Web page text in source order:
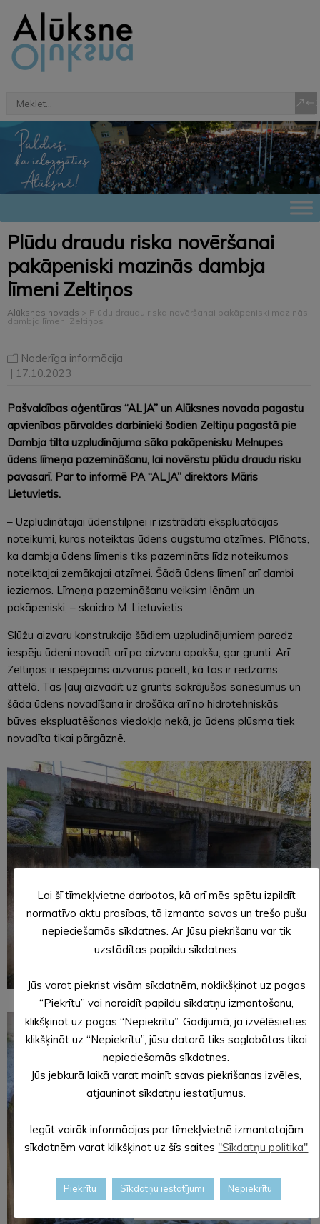
Plūdu draudu riska novēršanai
pakāpeniski mazinās dambja
līmeni Zeltiņos
Alūksnes novads > Plūdu draudu riska novēršanai pakāpeniski mazinās
dambja līmeni Zeltiņos
Noderīga informācija
| 17.10.2023
Pašvaldības aģentūras “ALJA” un Alūksnes novada pagastu
apvienības pārvaldes darbinieki šodien Zeltiņu pagastā pie
Dambja tilta uzpludinājuma sāka pakāpenisku Melnupes
ūdens līmeņa pazemināšanu, lai novērstu plūdu draudu risku
pavasarī. Par to informē PA “ALJA” direktors Māris
Lietuvietis.
– Uzpludinātajai ūdenstilpnei ir izstrādāti ekspluatācijas
noteikumi, kuros noteiktas ūdens augstuma atzīmes. Plānots,
ka dambja ūdens līmenis tiks pazemināts līdz noteikumos
noteiktajai zemākajai atzīmei. Šādā ūdens līmenī arī dambi
ieziemos. Līmeņa pazemināšanu veiksim lēnām un
pakāpeniski, – skaidro M. Lietuvietis.
Slūžu aizvaru konstrukcija šādiem uzpludinājumiem paredz
iespēju ūdeni novadīt arī pa aizvaru apakšu, gar grunti. Arī
Zeltiņos ir iespējams aizvarus pacelt, kā tas ir redzams
attēlā. Tas ļauj aizvadīt uz grunts sakrājušos sanesumus un
šāda ūdens novadīšana ir drošāka arī no hidrotehniskās
būves ekspluatēšanas viedokļa nekā, ja ūdens plūsma tiek
novadīta tikai pārgāznē.
Lai šī tīmekļvietne darbotos, kā arī mēs spētu izpildīt
normatīvo aktu prasības, tā izmanto savas un trešo pušu
nepieciešamās sīkdatnes. Ar Jūsu piekrišanu var tik
uzstādītas papildu sīkdatnes.
Jūs varat piekrist visām sīkdatnēm, noklikšķinot uz pogas
“Piekrītu” vai noraidīt papildu sīkdatņu izmantošanu,
klikšķinot uz pogas “Nepiekrītu”. Gadījumā, ja izvēlēsieties
klikšķināt uz “Nepiekrītu”, jūsu datorā tiks saglabātas tikai
nepieciešamās sīkdatnes.
Jūs jebkurā laikā varat mainīt savas piekrišanas izvēles,
atjauninot sīkdatņu iestatījumus.
Iegūt vairāk informācijas par tīmekļvietnē izmantotajām
sīkdatnēm varat klikšķinot uz šīs saites "Sīkdatņu politika"
Piekrītu Sīkdatņu iestatījumi Nepiekrītu